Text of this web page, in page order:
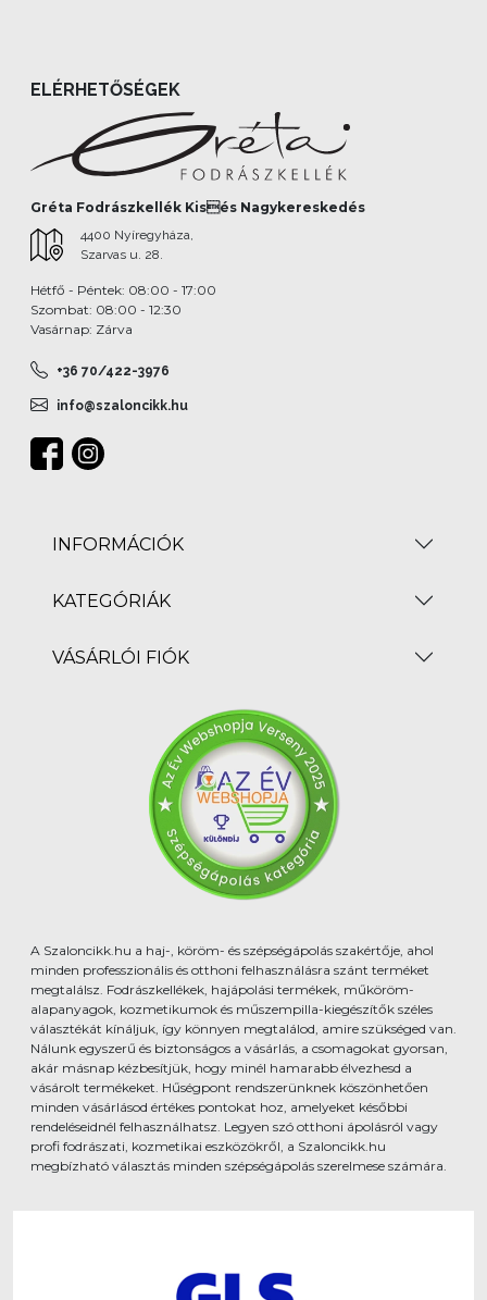
ELÉRHETŐSÉGEK
Gréta Fodrászkellék Kisés Nagykereskedés
4400 Nyíregyháza,
Szarvas u. 28.
Hétfő - Péntek: 08:00 - 17:00
Szombat: 08:00 - 12:30
Vasárnap: Zárva
+36 70/422-3976
info@szaloncikk.hu
INFORMÁCIÓK
KATEGÓRIÁK
VÁSÁRLÓI FIÓK
A Szaloncikk.hu a haj-, köröm- és szépségápolás szakértője, ahol
minden professzionális és otthoni felhasználásra szánt terméket
megtalálsz. Fodrászkellékek, hajápolási termékek, műköröm-
alapanyagok, kozmetikumok és műszempilla-kiegészítők széles
választékát kínáljuk, így könnyen megtalálod, amire szükséged van.
Nálunk egyszerű és biztonságos a vásárlás, a csomagokat gyorsan,
akár másnap kézbesítjük, hogy minél hamarabb élvezhesd a
vásárolt termékeket. Hűségpont rendszerünknek köszönhetően
minden vásárlásod értékes pontokat hoz, amelyeket későbbi
rendeléseidnél felhasználhatsz. Legyen szó otthoni ápolásról vagy
profi fodrászati, kozmetikai eszközökről, a Szaloncikk.hu
megbízható választás minden szépségápolás szerelmese számára.